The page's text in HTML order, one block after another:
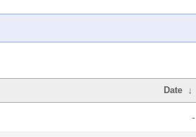
Date ↓
-